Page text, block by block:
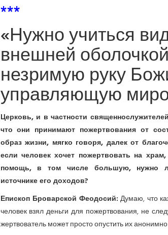
***
«Нужно учиться
внешней
незримую руку
управляющую
Церковь, и в частности
что они принимают пожертвования от
образ жизни, мягко говоря, далек от
если человек хочет пожертвовать на
помощь, в том числе большую, нужно
источнике его доходов?
Епископ Броварской Феодосий: Думаю, что
человек взял деньги для пожертвования, не
жертвователь может просто опустить их